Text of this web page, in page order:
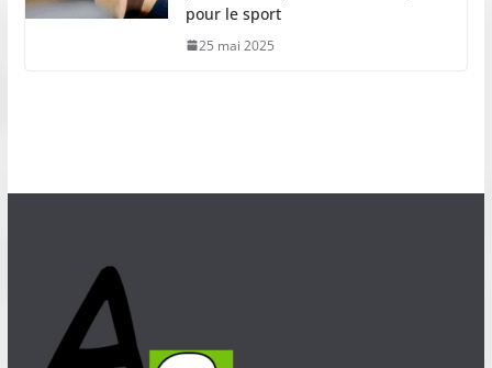
pour le sport
25 mai 2025